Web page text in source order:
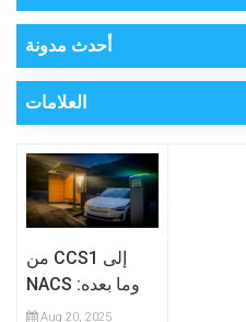
أحدث مدونة
العلامات
من CCS1 إلى
NACS وما بعده:
ما هي مواصفات
Aug 20, 2025